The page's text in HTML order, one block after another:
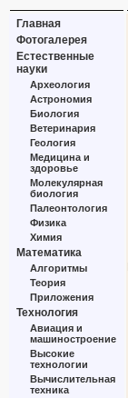
Главная
Фотогалерея
Естественные
науки
Археология
Астрономия
Биология
Ветеринария
Геология
Медицина и
здоровье
Молекулярная
биология
Палеонтология
Физика
Химия
Математика
Алгоритмы
Теория
Приложения
Технология
Авиация и
машиностроение
Высокие
технологии
Вычислительная
техника